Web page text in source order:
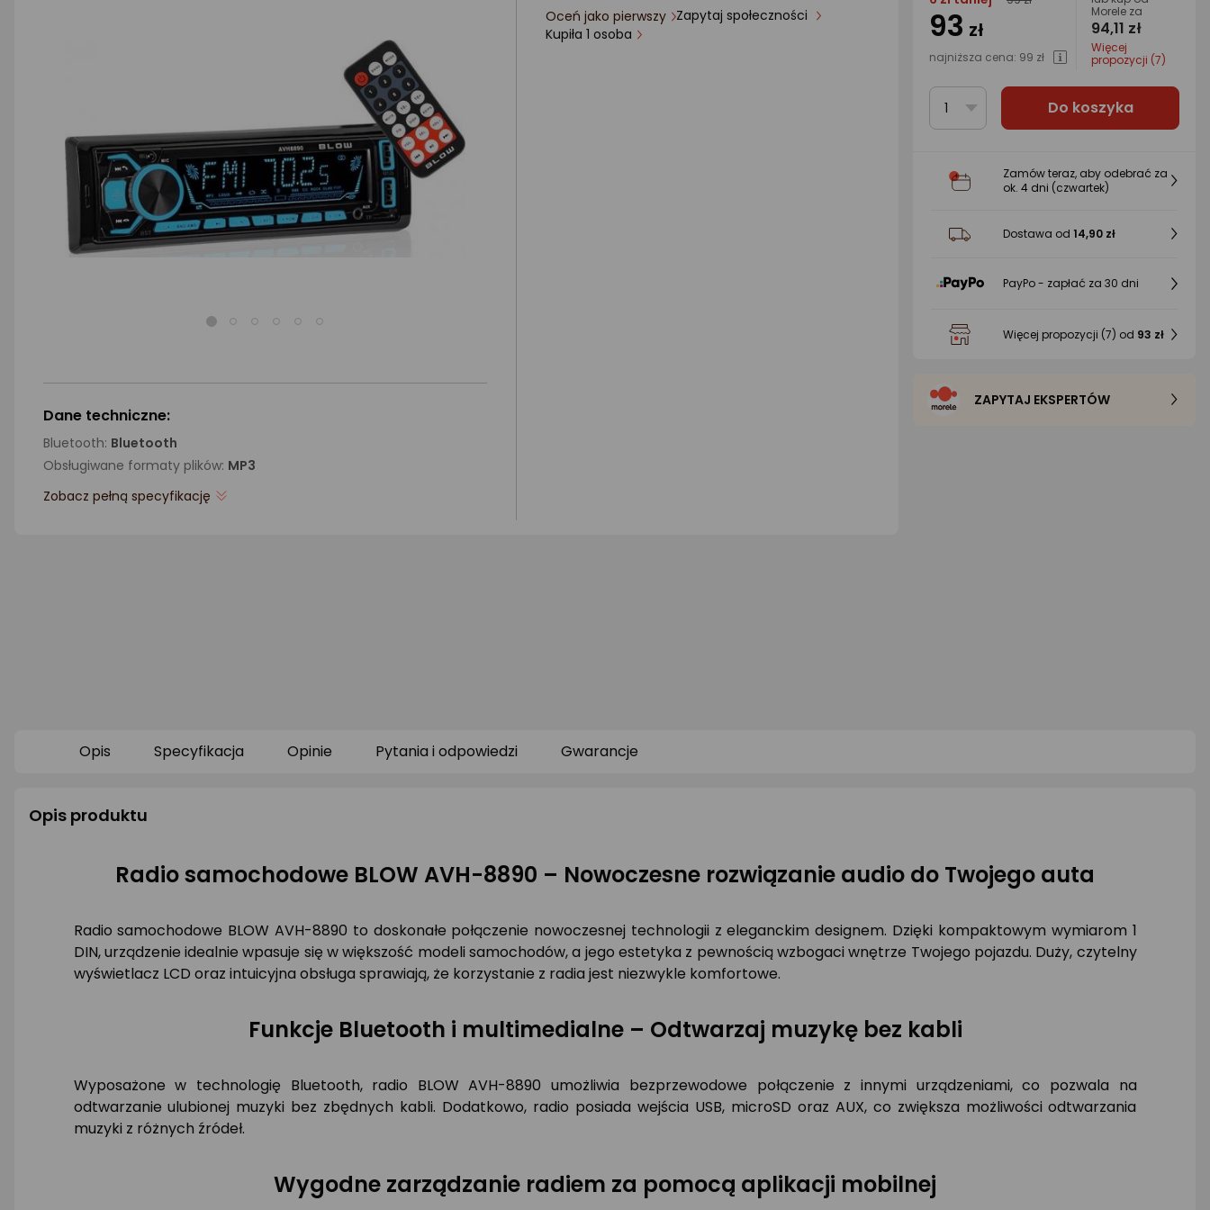
Sport i turystyka
Zabawki i dziecko
Uroda i zdrowie
Supermarket
ocena
produktu
Oceń jako pierwszy Zapytaj społeczności
Kupiła 1 osoba
Dane techniczne:
Bluetooth: Bluetooth
Obsługiwane formaty plików: MP3
Zobacz pełną specyfikację
93 zł
najniższa cena: 99 zł
Morele za
94,11 zł
Więcej
propozycji (7)
1 Do koszyka
Zamów teraz, aby odebrać za
ok. 4 dni (czwartek)
Dostawa od 14,90 zł
PayPo - zapłać za 30 dni
Więcej propozycji (7) od 93 zł
ZAPYTAJ EKSPERTÓW
Opis Specyfikacja Opinie Pytania i odpowiedzi Gwarancje
Opis produktu
Radio samochodowe BLOW AVH-8890 – Nowoczesne rozwiązanie audio do Twojego auta
Radio samochodowe BLOW AVH-8890 to doskonałe połączenie nowoczesnej technologii z eleganckim designem. Dzięki kompaktowym wymiarom 1
DIN, urządzenie idealnie wpasuje się w większość modeli samochodów, a jego estetyka z pewnością wzbogaci wnętrze Twojego pojazdu. Duży, czytelny
wyświetlacz LCD oraz intuicyjna obsługa sprawiają, że korzystanie z radia jest niezwykle komfortowe.
Funkcje Bluetooth i multimedialne – Odtwarzaj muzykę bez kabli
Wyposażone w technologię Bluetooth, radio BLOW AVH-8890 umożliwia bezprzewodowe połączenie z innymi urządzeniami, co pozwala na
odtwarzanie ulubionej muzyki bez zbędnych kabli. Dodatkowo, radio posiada wejścia USB, microSD oraz AUX, co zwiększa możliwości odtwarzania
muzyki z różnych źródeł.
Wygodne zarządzanie radiem za pomocą aplikacji mobilnej